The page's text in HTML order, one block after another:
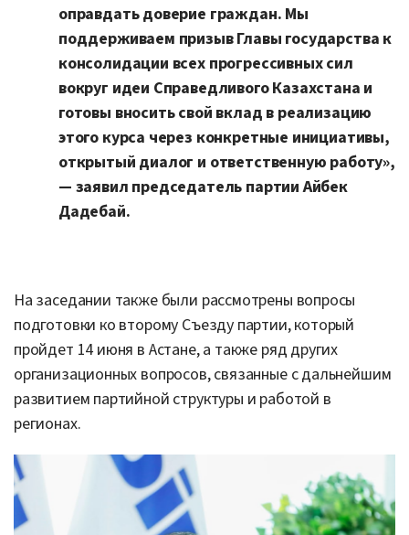
оправдать доверие граждан. Мы
поддерживаем призыв Главы государства к
консолидации всех прогрессивных сил
вокруг идеи Справедливого Казахстана и
готовы вносить свой вклад в реализацию
этого курса через конкретные инициативы,
открытый диалог и ответственную работу»,
— заявил председатель партии Айбек
Дадебай.
На заседании также были рассмотрены вопросы
подготовки ко второму Съезду партии, который
пройдет 14 июня в Астане, а также ряд других
организационных вопросов, связанные с дальнейшим
развитием партийной структуры и работой в
регионах.